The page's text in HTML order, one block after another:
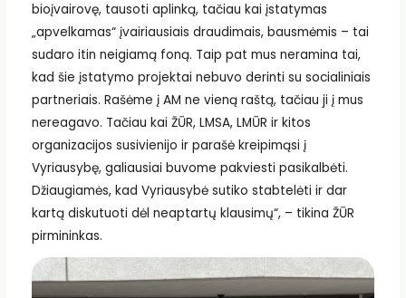
bioįvairovę, tausoti aplinką, tačiau kai įstatymas
„apvelkamas“ įvairiausiais draudimais, bausmėmis – tai
sudaro itin neigiamą foną. Taip pat mus neramina tai,
kad šie įstatymo projektai nebuvo derinti su socialiniais
partneriais. Rašėme į AM ne vieną raštą, tačiau ji į mus
nereagavo. Tačiau kai ŽŪR, LMSA, LMŪR ir kitos
organizacijos susivienijo ir parašė kreipimąsi į
Vyriausybę, galiausiai buvome pakviesti pasikalbėti.
Džiaugiamės, kad Vyriausybė sutiko stabtelėti ir dar
kartą diskutuoti dėl neaptartų klausimų“, – tikina ŽŪR
pirmininkas.